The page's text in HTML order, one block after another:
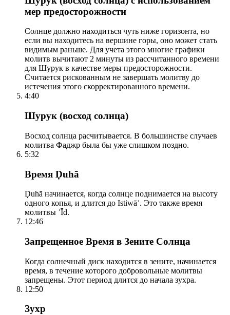
мер предосторожности
Солнце должно находиться чуть ниже горизонта, но
если вы находитесь на вершине горы, оно может стать
видимым раньше. Для учета этого многие графики
молитв вычитают 2 минуты из рассчитанного времени
для Шурук в качестве меры предосторожности.
Считается рискованным не завершать молитву до
истечения этого скорректированного времени.
4:40
Шурук (восход солнца)
Восход солнца расчитывается. В большинстве случаев
молитва Фаджр была бы уже слишком поздно.
5:32
Время Ḍuhā
Ḍuhā начинается, когда солнце поднимается на высоту
одного копья, и длится до Istiwāʾ. Это также время
молитвы ʿĪd.
12:46
Запрещенное Время в Зените Солнца
Когда солнечный диск находится в зените, начинается
время, в течение которого добровольные молитвы
запрещены. Этот период длится до начала зухра.
12:50
Зухр